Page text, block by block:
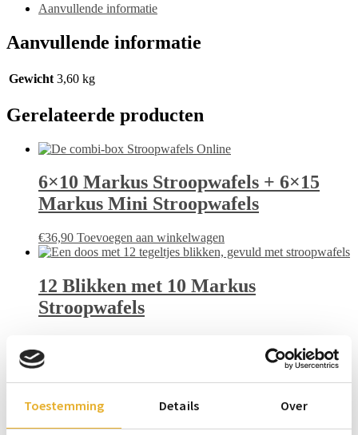
Toestemming Details Over
Aanvullende informatie
Aanvullende informatie
Gewicht 3,60 kg
Gerelateerde producten
6×10 Markus Stroopwafels + 6×15
Markus Mini Stroopwafels
€36,90 Toevoegen aan winkelwagen
12 Blikken met 10 Markus
Stroopwafels
12 Blikken met 10 Markus
Stroopwafels